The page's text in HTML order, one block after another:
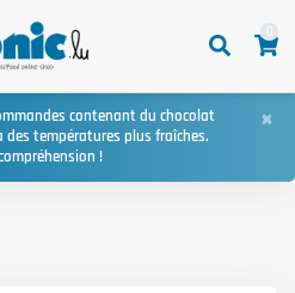
contenant du chocolat
des températures plus fraîches.
!
×